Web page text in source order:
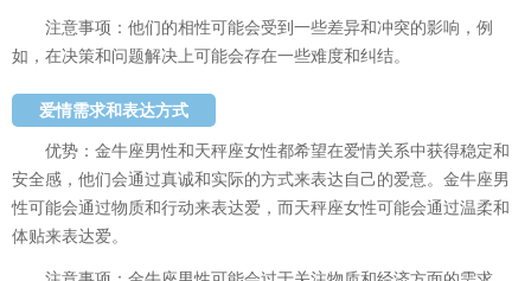
注意事项：他们的相性可能会受到一些差异和冲突的影响，例
如，在决策和问题解决上可能会存在一些难度和纠结。
爱情需求和表达方式
优势：金牛座男性和天秤座女性都希望在爱情关系中获得稳定和
安全感，他们会通过真诚和实际的方式来表达自己的爱意。金牛座男
性可能会通过物质和行动来表达爱，而天秤座女性可能会通过温柔和
体贴来表达爱。